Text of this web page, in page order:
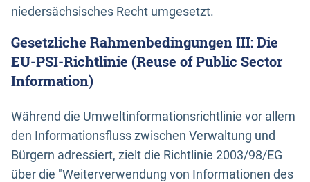
niedersächsisches Recht umgesetzt.
Gesetzliche Rahmenbedingungen III: Die
EU-PSI-Richtlinie (Reuse of Public Sector
Information)
Während die Umweltinformationsrichtlinie vor allem
den Informationsfluss zwischen Verwaltung und
Bürgern adressiert, zielt die Richtlinie 2003/98/EG
über die "Weiterverwendung von Informationen des